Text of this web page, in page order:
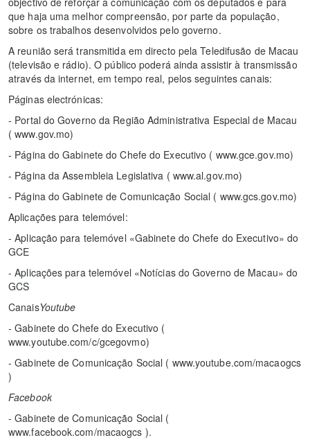
que haja uma melhor compreensão, por parte da população,
sobre os trabalhos desenvolvidos pelo governo.
A reunião será transmitida em directo pela Teledifusão de Macau
(televisão e rádio). O público poderá ainda assistir à transmissão
através da internet, em tempo real, pelos seguintes canais:
Páginas electrónicas:
- Portal do Governo da Região Administrativa Especial de Macau
( www.gov.mo)
- Página do Gabinete do Chefe do Executivo ( www.gce.gov.mo)
- Página da Assembleia Legislativa ( www.al.gov.mo)
- Página do Gabinete de Comunicação Social ( www.gcs.gov.mo)
Aplicações para telemóvel:
- Aplicação para telemóvel «Gabinete do Chefe do Executivo» do
GCE
- Aplicações para telemóvel «Notícias do Governo de Macau» do
GCS
CanaisYoutube
-Gabinete do Chefe do Executivo (
www.youtube.com/c/gcegovmo)
- Gabinete de Comunicação Social ( www.youtube.com/macaogcs
)
Facebook
- Gabinete de Comunicação Social (
www.facebook.com/macaogcs ).